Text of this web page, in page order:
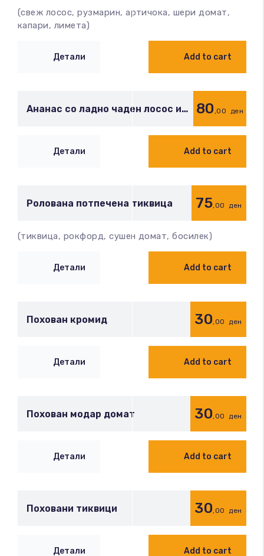
(свеж лосос, рузмарин, артичока, шери домат,
капари, лимета)
Детали Add to cart
Ананас со ладно чаден лосос и
80,00 ден
Детали Add to cart
Ролована потпечена тиквица 75,00 ден
(тиквица, рокфорд, сушен домат, босилек)
Детали Add to cart
Похован кромид 30,00 ден
Детали Add to cart
Похован модар домат 30,00 ден
Детали Add to cart
Поховани тиквици 30,00 ден
Детали Add to cart